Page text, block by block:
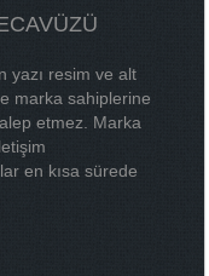
yazı resim ve alt
marka sahiplerine
etmez. Marka
en kısa sürede